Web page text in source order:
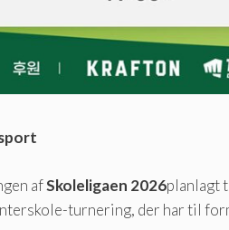
afSkoleligaen 2026planlagt
turnering, der har til